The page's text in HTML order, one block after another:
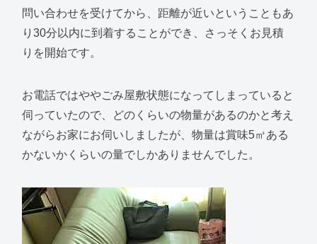
問い合わせを受けてから、距離が近いということもあ
り30分以内に到着することができ、さっそくお見積
りを開始です。
お電話ではややごみ屋敷状態になってしまっていると
伺っていたので、どのくらいの物量があるのかと考え
ながらお家にお伺いしましたが、物量は賞味5㎥ある
かないかくらいの量でしかありませんでした。